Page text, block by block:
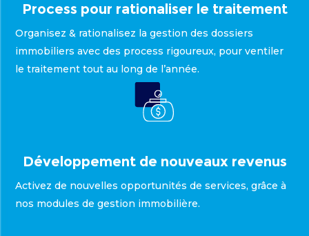
Process pour rationaliser le traitement
Organisez & rationalisez la gestion des dossiers
immobiliers avec des process rigoureux, pour ventiler
le traitement tout au long de l’année.
Développement de nouveaux revenus
Activez de nouvelles opportunités de services, grâce à
nos modules de gestion immobilière.